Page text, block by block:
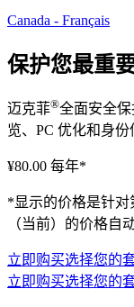
Canada - Français
保护您最重
迈克菲®全面安全
览、PC 优化和身份
¥80.00 每年*
*显示的价格是针对
（当前）的价格自
立即购买选择您的
立即购买选择您的